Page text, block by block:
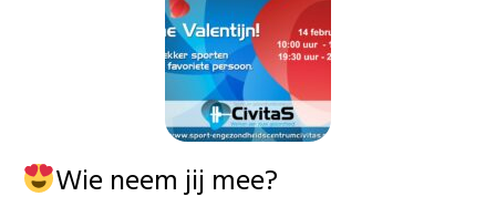
Wie neem jij mee?